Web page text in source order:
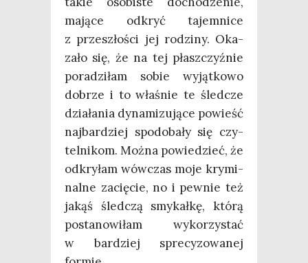
mają­ce odkryć tajem­ni­ce
z prze­szło­ści jej rodzi­ny. Oka­
za­ło się, że na tej płasz­czyź­nie
pora­dzi­łam sobie wyjąt­ko­wo
dobrze i to wła­śnie te śled­cze
dzia­ła­nia dyna­mi­zu­ją­ce powieść
naj­bar­dziej spodo­ba­ły się czy­
tel­ni­kom. Moż­na powie­dzieć, że
odkry­łam wów­czas moje kry­mi­
nal­ne zacię­cie, no i pew­nie też
jakąś śled­czą smy­kał­kę, któ­rą
posta­no­wi­łam wyko­rzy­stać
w bar­dziej spre­cy­zo­wa­nej